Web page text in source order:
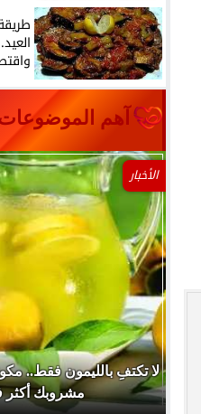
آهم
الأخبار
لا تكتفِ بالليمون فقط..
مشروبك أكثر